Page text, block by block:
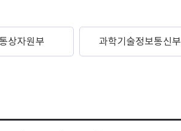
상자원부 과학기술정보통신부